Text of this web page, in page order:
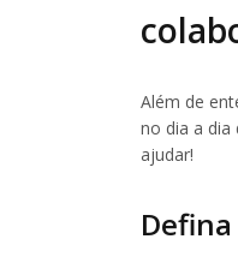
Além de
no dia a dia
ajudar!